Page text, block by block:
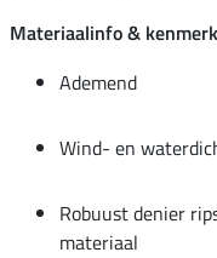
Materiaalinfo &
Ademend
Wind- en
Robuust denier
materiaal